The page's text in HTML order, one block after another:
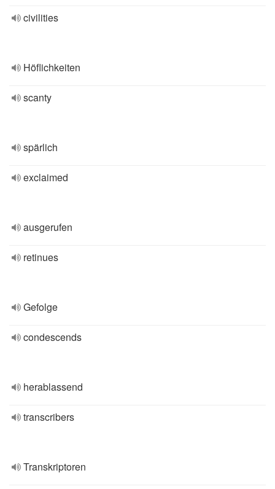
civilities
Höflichkeiten
scanty
spärlich
exclaimed
ausgerufen
retinues
Gefolge
condescends
herablassend
transcribers
Transkriptoren